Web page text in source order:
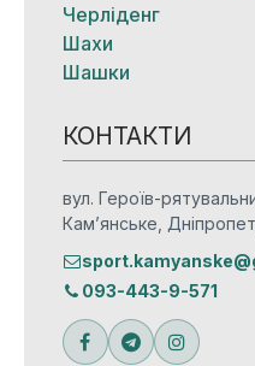
Черліденг
Шахи
Шашки
КОНТАКТИ
вул. Героїв-
Кам’янське,
093-443-9-571